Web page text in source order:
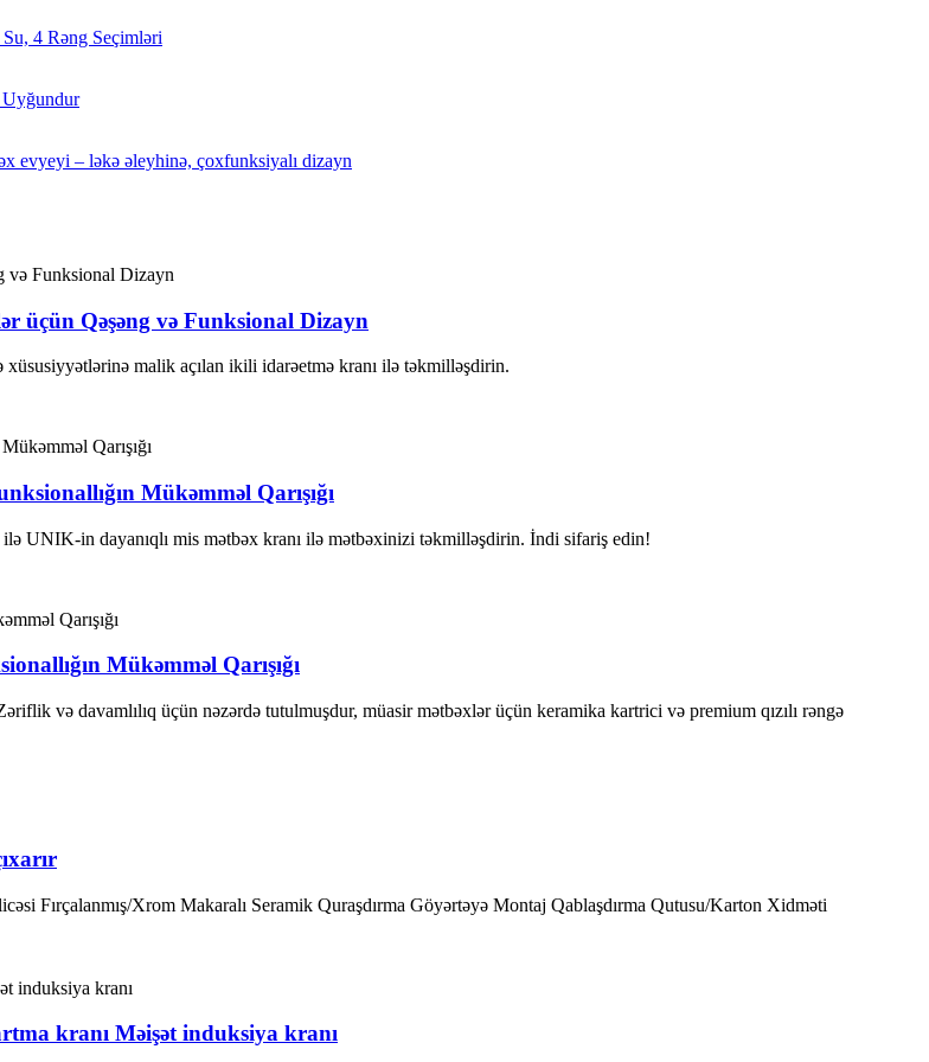
üçün Qəşəng və Funksional Dizayn
malik açılan ikili idarəetmə kranı ilə təkmilləşdirin.
Mükəmməl Qarışığı
UNIK-in dayanıqlı mis mətbəx kranı ilə mətbəxinizi təkmilləşdirin. İndi sifariş edin!
Mükəmməl Qarışığı
və davamlılıq üçün nəzərdə tutulmuşdur, müasir mətbəxlər üçün keramika kartrici və premium qızılı rəngə
Fırçalanmış/Xrom Makaralı Seramik Quraşdırma Göyərtəyə Montaj Qablaşdırma Qutusu/Karton Xidməti
kranı Məişət induksiya kranı